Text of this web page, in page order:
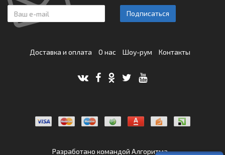
Подписаться
Доставка и оплата О нас Шоу-рум Контакты
Разработано командой Алгоритма